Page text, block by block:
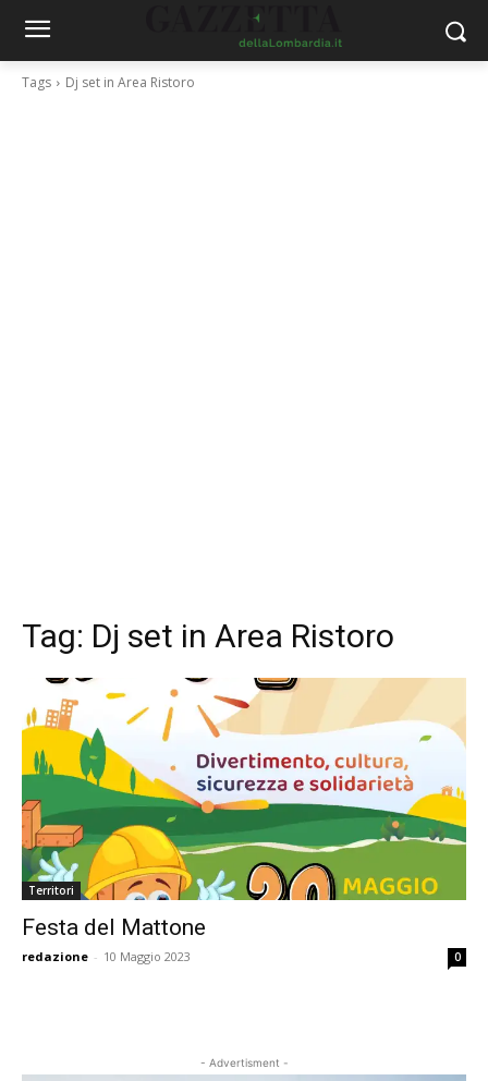
Tags Dj set in Area Ristoro
Tag: Dj set in Area Ristoro
Territori
Festa del Mattone
redazione - 10 Maggio 2023 0
- Advertisment -